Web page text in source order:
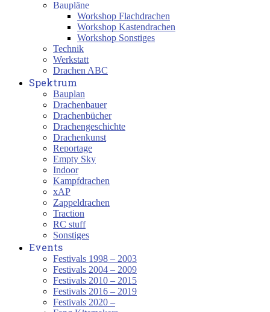
Baupläne
Workshop Flachdrachen
Workshop Kastendrachen
Workshop Sonstiges
Technik
Werkstatt
Drachen ABC
Spektrum
Bauplan
Drachenbauer
Drachenbücher
Drachengeschichte
Drachenkunst
Reportage
Empty Sky
Indoor
Kampfdrachen
xAP
Zappeldrachen
Traction
RC stuff
Sonstiges
Events
Festivals 1998 – 2003
Festivals 2004 – 2009
Festivals 2010 – 2015
Festivals 2016 – 2019
Festivals 2020 –